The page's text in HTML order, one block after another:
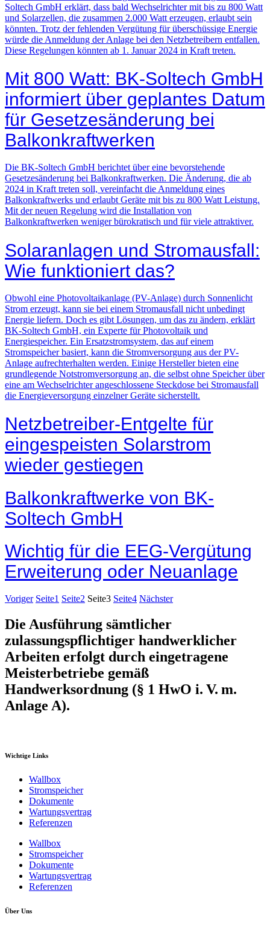
Soltech GmbH erklärt, dass bald Wechselrichter mit bis zu 800 Watt
und Solarzellen, die zusammen 2.000 Watt erzeugen, erlaubt sein
könnten. Trotz der fehlenden Vergütung für überschüssige Energie
würde die Anmeldung der Anlage bei den Netzbetreibern entfallen.
Diese Regelungen könnten ab 1. Januar 2024 in Kraft treten.
Mit 800 Watt: BK-Soltech GmbH
informiert über geplantes Datum
für Gesetzesänderung bei
Balkonkraftwerken
Die BK-Soltech GmbH berichtet über eine bevorstehende
Gesetzesänderung bei Balkonkraftwerken. Die Änderung, die ab
2024 in Kraft treten soll, vereinfacht die Anmeldung eines
Balkonkraftwerks und erlaubt Geräte mit bis zu 800 Watt Leistung.
Mit der neuen Regelung wird die Installation von
Balkonkraftwerken weniger bürokratisch und für viele attraktiver.
Solaranlagen und Stromausfall:
Wie funktioniert das?
Obwohl eine Photovoltaikanlage (PV-Anlage) durch Sonnenlicht
Strom erzeugt, kann sie bei einem Stromausfall nicht unbedingt
Energie liefern. Doch es gibt Lösungen, um das zu ändern, erklärt
BK-Soltech GmbH, ein Experte für Photovoltaik und
Energiespeicher. Ein Ersatzstromsystem, das auf einem
Stromspeicher basiert, kann die Stromversorgung aus der PV-
Anlage aufrechterhalten werden. Einige Hersteller bieten eine
grundlegende Notstromversorgung an, die selbst ohne Speicher über
eine am Wechselrichter angeschlossene Steckdose bei Stromausfall
die Energieversorgung einzelner Geräte sicherstellt.
Netzbetreiber-Entgelte für
eingespeisten Solarstrom
wieder gestiegen
Balkonkraftwerke von BK-
Soltech GmbH
Wichtig für die EEG-Vergütung
Erweiterung oder Neuanlage
Voriger Seite1 Seite2 Seite3 Seite4 Nächster
Die Ausführung sämtlicher
zulassungspflichtiger handwerklicher
Arbeiten erfolgt durch eingetragene
Meisterbetriebe gemäß
Handwerksordnung (§ 1 HwO i. V. m.
Anlage A).
Wichtige Links
Wallbox
Stromspeicher
Dokumente
Wartungsvertrag
Referenzen
Wallbox
Stromspeicher
Dokumente
Wartungsvertrag
Referenzen
Über Uns